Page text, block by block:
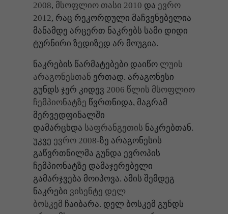
2008, მსოფლიო თასი 2010 და ევრო
2012, რაც რეკორდული მაჩვენებელია
მანამდე არცერთ ნაკრებს სამი დიდი
ტურნირი ზედიზედ არ მოუგია.
ნაკრების წარმატებები დაიწო ლუის
არაგონესთან ერთად. არაგონესი
გუნდს ჯერ კიდევ 2006 წლის მსოფლიო
ჩემპიონატზე წვრთნიდა, მაგრამ
მერვედფინალში
დამარცხდა საფრანგეთის ნაკრებთან.
უკვე ევრო 2008-ზე არაგონესის
გაწვრთნილმა გუნდა ევროპის
ჩემპიონატზე დამაჯერებელი
გამარჯვება მოიპოვა. ამის შემდეგ
ნაკრები ვისენტე დელ
ბოსკემ ჩაიბარა. დელ ბოსკემ გუნდს